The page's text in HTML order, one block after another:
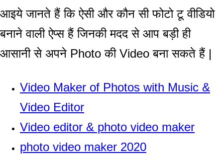
आइये जानते हैं कि ऐसी और कौन सीफोटो टू वीडियो
बनाने वाली ऐप्सहैं जिनकी मदद से आप बड़ी ही
आसानी से अपने Photo की Video बना सकते हैं |
Video Maker of Photos with Music &
Video Editor
Video editor & photo video maker
photo video maker 2020